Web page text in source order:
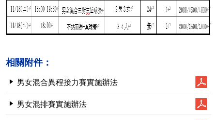
相關附件：
男女混合異程接力賽實施辦法
男女混排賽實施辦法